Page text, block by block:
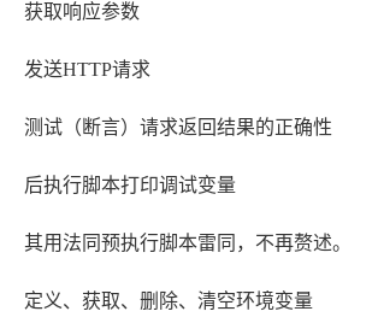
获取响应参数
发送HTTP请求
测试（断言）请求返回结果的正确性
后执行脚本打印调试变量
其用法同预执行脚本雷同，不再赘述。
定义、获取、删除、清空环境变量